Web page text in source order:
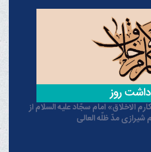
الاخلاق» امام سجّاد علیه السلام از
شیرازی مدّ ظلّه العالی